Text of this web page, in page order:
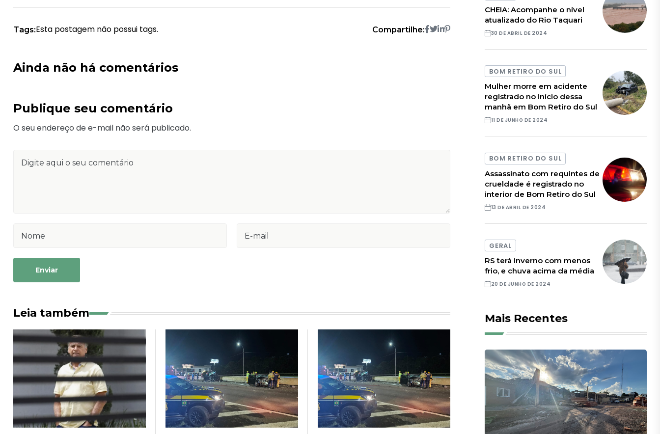
Tags:Esta postagem não possui tags. Compartilhe:
Ainda não há comentários
Publique seu comentário
O seu endereço de e-mail não será publicado.
Enviar
Leia também
CHEIA: Acompanhe o nível
atualizado do Rio Taquari
30 DE ABRIL DE 2024
BOM RETIRO DO SUL
Mulher morre em acidente
registrado no início dessa
manhã em Bom Retiro do Sul
11 DE JUNHO DE 2024
BOM RETIRO DO SUL
Assassinato com requintes de
crueldade é registrado no
interior de Bom Retiro do Sul
13 DE ABRIL DE 2024
GERAL
RS terá inverno com menos
frio, e chuva acima da média
20 DE JUNHO DE 2024
Mais Recentes